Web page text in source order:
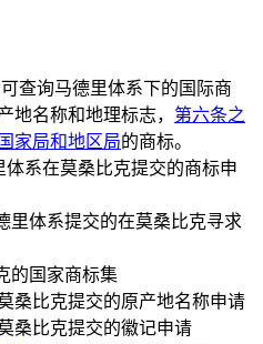
可查询马德里体系下的国际商
地名称和地理标志， 第六条之
家局和地区局的商标。
体系在莫桑比克提交的商标申
里体系提交的在莫桑比克寻求
的国家商标集
桑比克提交的原产地名称申请
桑比克提交的徽记申请